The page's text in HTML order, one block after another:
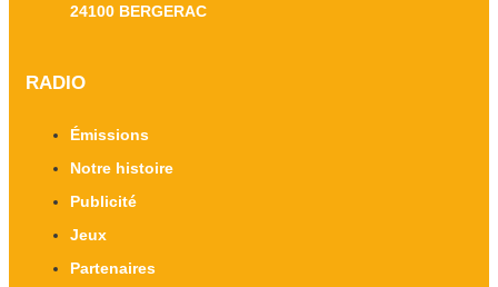
24100 BERGERAC
RADIO
Émissions
Notre histoire
Publicité
Jeux
Partenaires